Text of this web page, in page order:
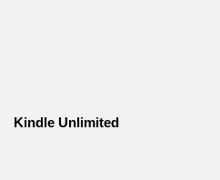
Kindle Unlimited